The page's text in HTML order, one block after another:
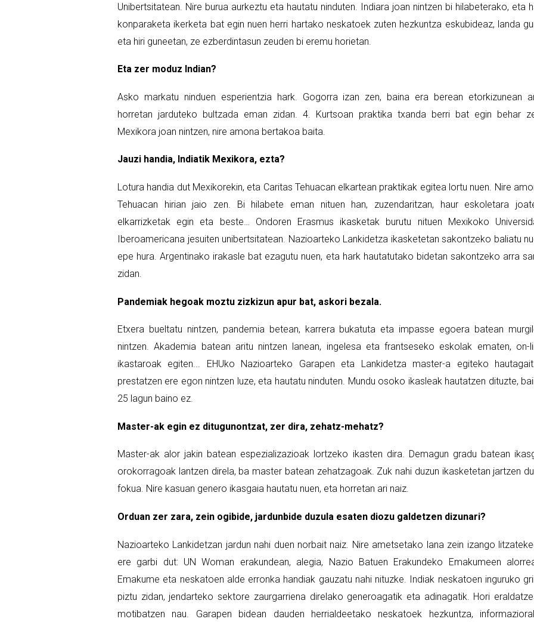
Unibertsitatean. Nire burua aurkeztu eta hautatu ninduten. Indiara joan nintzen bi hilabeterako, eta
konparaketa ikerketa bat egin nuen herri hartako neskatoek zuten hezkuntza eskubideaz, landa
eta hiri guneetan, ze ezberdintasun zeuden bi eremu horietan.
Eta zer moduz Indian?
Asko markatu ninduen esperientzia hark. Gogorra izan zen, baina era berean etorkizunean
horretan jarduteko bultzada eman zidan. 4. Kurtsoan praktika txanda berri bat egin behar
Mexikora joan nintzen, nire amona bertakoa baita.
Jauzi handia, Indiatik Mexikora, ezta?
Lotura handia dut Mexikorekin, eta Caritas Tehuacan elkartean praktikak egitea lortu nuen. Nire
Tehuacan hirian jaio zen. Bi hilabete eman nituen han, zuzendaritzan, haur eskoletara
elkarrizketak egin eta beste… Ondoren Erasmus ikasketak burutu nituen Mexikoko
Iberoamericana jesuiten unibertsitatean. Nazioarteko Lankidetza ikasketetan sakontzeko baliatu
epe hura. Argentinako irakasle bat ezagutu nuen, eta hark hautatutako bidetan sakontzeko arra
zidan.
Pandemiak hegoak moztu zizkizun apur bat, askori bezala.
Etxera bueltatu nintzen, pandemia betean, karrera bukatuta eta impasse egoera batean
nintzen. Akademia batean aritu nintzen lanean, ingelesa eta frantseseko eskolak ematen, on-
ikastaroak egiten... EHUko Nazioarteko Garapen eta Lankidetza master-a egiteko
prestatzen ere egon nintzen luze, eta hautatu ninduten. Mundu osoko ikasleak hautatzen dituzte,
25 lagun baino ez.
Master-ak egin ez ditugunontzat, zer dira, zehatz-mehatz?
Master-ak alor jakin batean espezializazioak lortzeko ikasten dira. Demagun gradu batean
orokorragoak lantzen direla, ba master batean zehatzagoak. Zuk nahi duzun ikasketetan jartzen
fokua. Nire kasuan genero ikasgaia hautatu nuen, eta horretan ari naiz.
Orduan zer zara, zein ogibide, jardunbide duzula esaten diozu galdetzen dizunari?
Nazioarteko Lankidetzan jardun nahi duen norbait naiz. Nire ametsetako lana zein izango
ere garbi dut: UN Woman erakundean, alegia, Nazio Batuen Erakundeko Emakumeen
Emakume eta neskatoen alde erronka handiak gauzatu nahi nituzke. Indiak neskatoen inguruko
piztu zidan, jendarteko sektore zaurgarriena direlako generoagatik eta adinagatik. Hori
motibatzen nau. Garapen bidean dauden herrialdeetako neskatoek hezkuntza,